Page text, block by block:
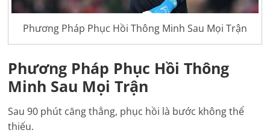
Phương Pháp Phục Hồi Thông Minh Sau Mọi Trận
Phương Pháp Phục Hồi Thông
Minh Sau Mọi Trận
Sau 90 phút căng thẳng, phục hồi là bước không thể
thiếu.